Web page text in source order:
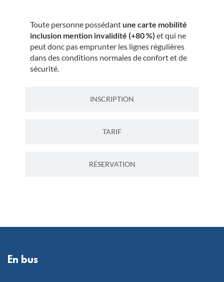
INSCRIPTION
TARIF
RÉSERVATION
Toute personne possédant une carte mobilité
inclusion mention invalidité (+80 %) et qui ne
peut donc pas emprunter les lignes régulières
dans des conditions normales de confort et de
sécurité.
En bus